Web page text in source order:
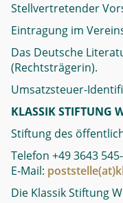
Stellvertretender
Eintragung im
Das Deutsche
(Rechtsträgerin).
Umsatzsteuer-
KLASSIK STIFTUNG
Stiftung des
Telefon +49 3643
E-Mail:
Die Klassik Stiftung